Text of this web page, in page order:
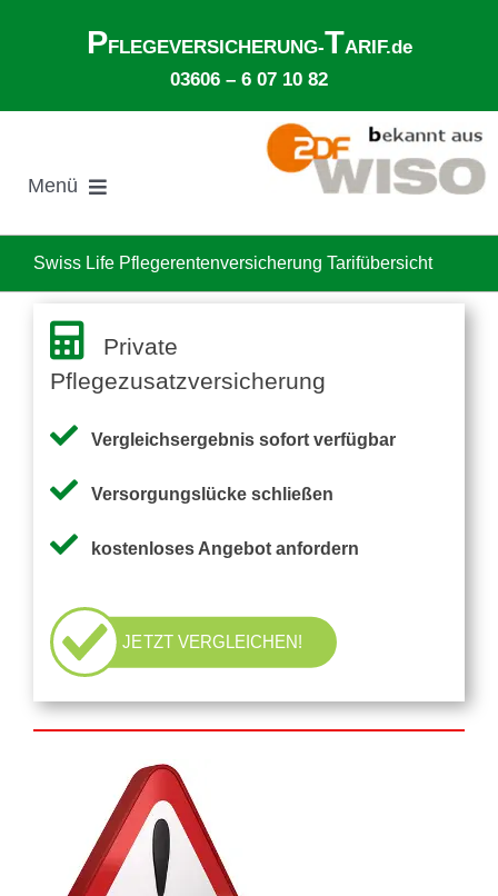
PFLEGEVERSICHERUNG-TARIF.de
03606 – 6 07 10 82
Menü
Suche
nach:
Ø Pflegekosten im Pflegeheim
Pflegezusatzversicherung
Pflegezusatz – Vergleichsrechner
Vorerkrankung
Swiss Life Pflegerentenversicherung Tarifübersicht
Private
Pflegezusatzversicherung
Vergleichsergebnis sofort verfügbar
Versorgungslücke schließen
kostenloses Angebot anfordern
JETZT VERGLEICHEN!